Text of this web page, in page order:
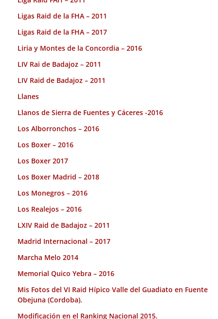
Ligas Raid de la FHA – 2011
Ligas Raid de la FHA – 2017
Liria y Montes de la Concordia – 2016
LIV Rai de Badajoz – 2011
LIV Raid de Badajoz – 2011
Llanes
Llanos de Sierra de Fuentes y Cáceres -2016
Los Alborronchos – 2016
Los Boxer – 2016
Los Boxer 2017
Los Boxer Madrid – 2018
Los Monegros – 2016
Los Realejos – 2016
LXIV Raid de Badajoz – 2011
Madrid Internacional – 2017
Marcha Melo 2014
Memorial Quico Yebra – 2016
Mis Fotos del VI Raid Hípico Valle del Guadiato en Fuente
Obejuna (Cordoba).
Modificación en el Ranking Nacional 2015.